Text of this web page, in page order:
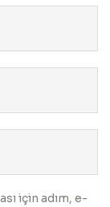
için adım, e-